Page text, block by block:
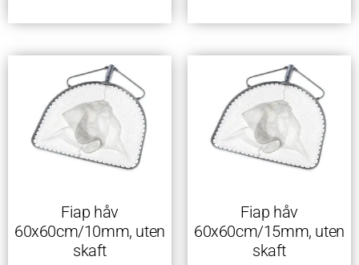
Fiap håv
60x60cm/10mm, uten
skaft
Fiap håv
60x60cm/15mm, uten
skaft